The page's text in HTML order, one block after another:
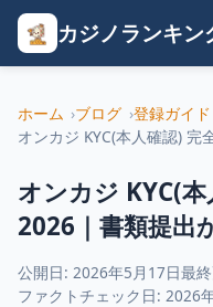
カジノランキン
ホーム ブログ 登録ガイド
オンカジ KYC(本人確認)
オンカジ KYC(
2026｜書類提出
公開日: 2026年5月17日最
ファクトチェック日: 2026